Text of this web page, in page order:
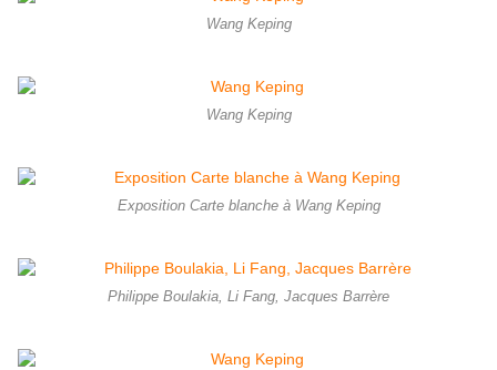
Wang Keping
Wang Keping
Exposition Carte blanche à Wang Keping
Philippe Boulakia, Li Fang, Jacques Barrère